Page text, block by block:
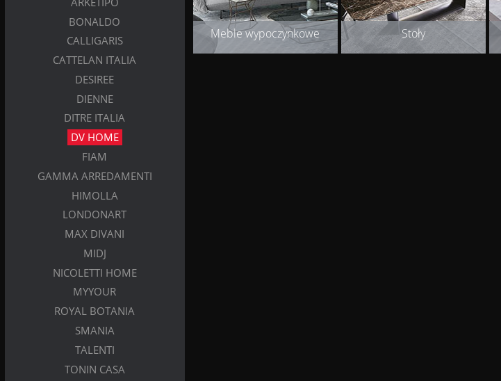
BONALDO
CALLIGARIS
CATTELAN ITALIA
DESIREE
DIENNE
DITRE ITALIA
DV HOME
FIAM
GAMMA ARREDAMENTI
HIMOLLA
LONDONART
MAX DIVANI
MIDJ
NICOLETTI HOME
MYYOUR
ROYAL BOTANIA
SMANIA
TALENTI
TONIN CASA
Meble wypoczynkowe Stoły